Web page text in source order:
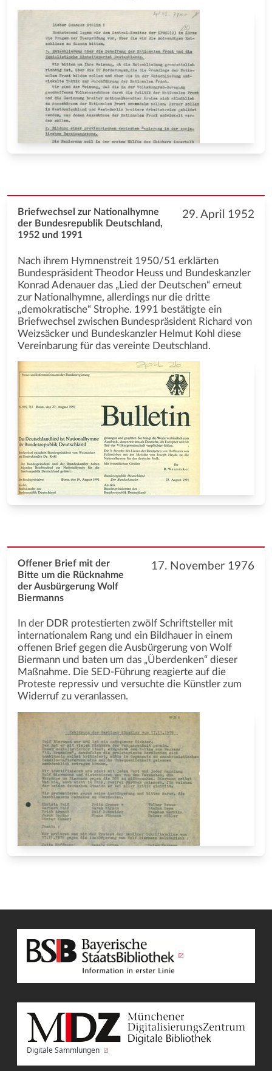
29. April 1952
Briefwechsel zur Nationalhymne
der Bundesrepublik Deutschland,
1952 und 1991
Nach ihrem Hymnenstreit 1950/51 erklärten
Bundespräsident Theodor Heuss und Bundeskanzler
Konrad Adenauer das „Lied der Deutschen“ erneut
zur Nationalhymne, allerdings nur die dritte
„demokratische“ Strophe. 1991 bestätigte ein
Briefwechsel zwischen Bundespräsident Richard von
Weizsäcker und Bundeskanzler Helmut Kohl diese
Vereinbarung für das vereinte Deutschland.
17. November 1976
Offener Brief mit der
Bitte um die Rücknahme
der Ausbürgerung Wolf
Biermanns
In der DDR protestierten zwölf Schriftsteller mit
internationalem Rang und ein Bildhauer in einem
offenen Brief gegen die Ausbürgerung von Wolf
Biermann und baten um das „Überdenken“ dieser
Maßnahme. Die SED-Führung reagierte auf die
Proteste repressiv und versuchte die Künstler zum
Widerruf zu veranlassen.
Digitale Sammlungen